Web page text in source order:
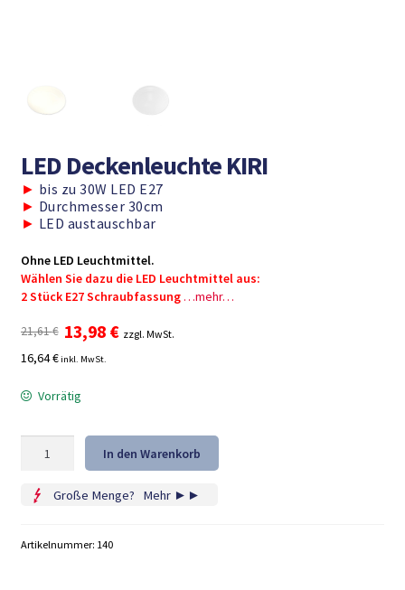
LED Deckenleuchte KIRI
► bis zu 30W LED E27
► Durchmesser 30cm
► LED austauschbar
Ohne LED Leuchtmittel.
Wählen Sie dazu die LED Leuchtmittel aus:
2 Stück E27 Schraubfassung …mehr…
21,61€ Ursprünglicher
Preis
war:
13,98 €Aktueller
zzgl. MwSt.
16,64 €inkl. MwSt.
Vorrätig
Deckenleuchte
Menge
In den Warenkorb
Große Menge? Mehr ►►
Artikelnummer: 140